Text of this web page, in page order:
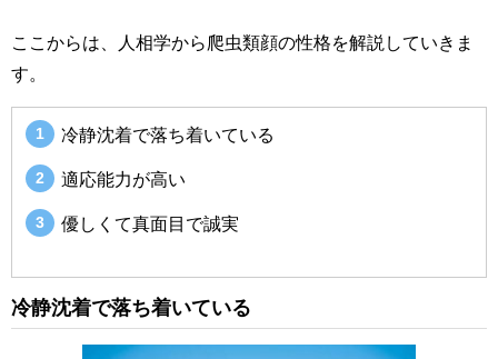
ここからは、人相学から爬虫類顔の性格を解説していきま
す。
冷静沈着で落ち着いている
適応能力が高い
優しくて真面目で誠実
冷静沈着で落ち着いている